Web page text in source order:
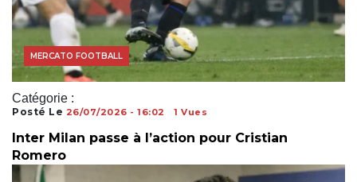
Catégorie :
COUPE DU MONDE
MERCATO FOOTBALL
Posté Le 26/07/2026 - 16:02 1 Vues
Inter Milan passe à l’action pour Cristian
Romero